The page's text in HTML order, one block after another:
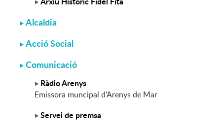
Alcaldia
Acció Social
Comunicació
Ràdio Arenys
Emissora muncipal d'Arenys de Mar
Servei de premsa